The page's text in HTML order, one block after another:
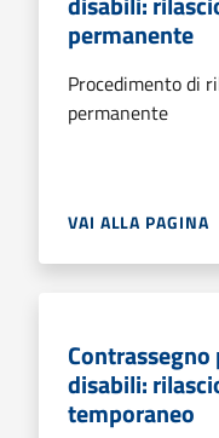
permanente
Procedimento di
permanente
VAI ALLA PAGINA
disabili:
temporaneo